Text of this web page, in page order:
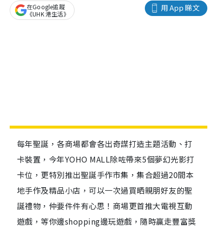
用 App 睇文
在Google追蹤
《UHK 港生活》
每年聖誕，各商場都會各出奇謀打造主題活動、打
卡裝置，今年YOHO MALL除咗帶來5個夢幻光影打
卡位，更特別推出聖誕手作市集，集合超過20間本
地手作及精品小店，可以一次過買晒親朋好友的聖
誕禮物，仲要件件有心思！商場更首推大電視互動
遊戲，等你邊shopping邊玩遊戲，隨時贏走豐富獎